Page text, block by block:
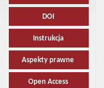
DOI
Instrukcja
Aspekty prawne
Open Access